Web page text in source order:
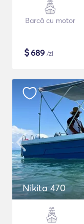
Barcă cu motor
$689 /zi
Nikita 470